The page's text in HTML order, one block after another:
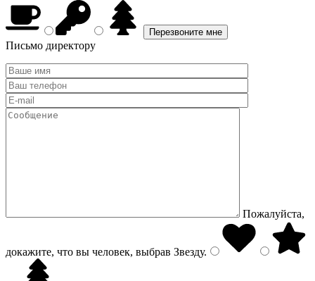
Письмо директору
Пожалуйста,
докажите, что вы человек, выбрав Звезду.